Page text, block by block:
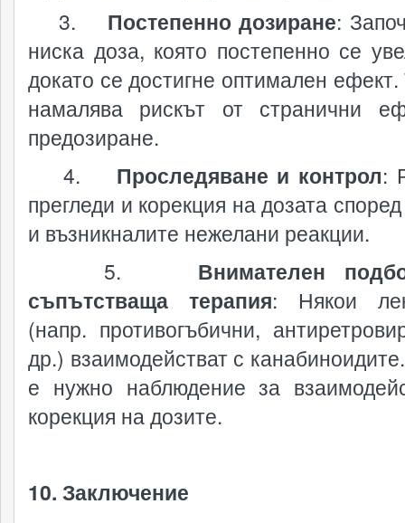
3. Постепенно дозиране:
ниска доза, която постепенно се
докато се достигне оптимален
намалява рискът от странични
предозиране.
4. Проследяване и контрол:
прегледи и корекция на дозата
и възникналите нежелани реакции.
5. Внимателен
съпътстваща терапия: Някои
(напр. противогъбични,
др.) взаимодействат с
е нужно наблюдение за
корекция на дозите.
10. Заключение